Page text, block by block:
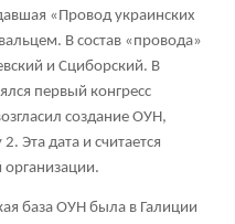
«Провод украинских
В состав «провода»
и Сциборский. В
первый конгресс
создание ОУН,
2. Эта дата и считается
организации.
база ОУН была в Галиции